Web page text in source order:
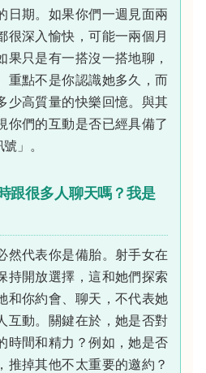
日期。如果你們一週見面兩
很深入愉快，可能一兩個月
果只是有一搭沒一搭地聊，
重點不是你認識她多久，而
少高質量的快樂回憶。與其
你們的互動是否已經具備了
」。
跟很多人聊天嗎？我是
然代表你是備胎。射手女在
持開放選擇，這和她們探索
和你約會、聊天，不代表她
互動。關鍵在於，她是否對
時間和精力？例如，她是否
推掉其他不太重要的邀約？